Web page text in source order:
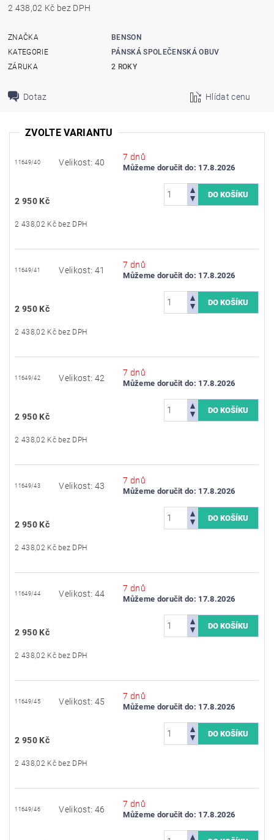
2 438,02 Kč bez DPH
ZNAČKA
BENSON
KATEGORIE
PÁNSKÁ SPOLEČENSKÁ OBUV
ZÁRUKA
2 ROKY
Dotaz Hlídat cenu
ZVOLTE VARIANTU
11649/40 Velikost: 40
7 dnů
Můžeme doručit do: 17.8.2026
2 950 Kč
2 438,02 Kč bez DPH
11649/41 Velikost: 41
7 dnů
Můžeme doručit do: 17.8.2026
2 950 Kč
2 438,02 Kč bez DPH
11649/42 Velikost: 42
7 dnů
Můžeme doručit do: 17.8.2026
2 950 Kč
2 438,02 Kč bez DPH
11649/43 Velikost: 43
7 dnů
Můžeme doručit do: 17.8.2026
2 950 Kč
2 438,02 Kč bez DPH
11649/44 Velikost: 44
7 dnů
Můžeme doručit do: 17.8.2026
2 950 Kč
2 438,02 Kč bez DPH
11649/45 Velikost: 45
7 dnů
Můžeme doručit do: 17.8.2026
2 950 Kč
2 438,02 Kč bez DPH
11649/46 Velikost: 46
7 dnů
Můžeme doručit do: 17.8.2026